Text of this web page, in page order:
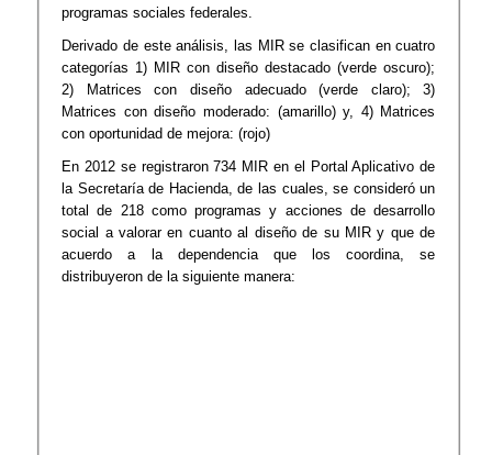
programas sociales federales.
Derivado de este análisis, las MIR se clasifican en cuatro
categorías 1) MIR con diseño destacado (verde oscuro);
2) Matrices con diseño adecuado (verde claro); 3)
Matrices con diseño moderado: (amarillo) y, 4) Matrices
con oportunidad de mejora: (rojo)
En 2012 se registraron 734 MIR en el Portal Aplicativo de
la Secretaría de Hacienda, de las cuales, se consideró un
total de 218 como programas y acciones de desarrollo
social a valorar en cuanto al diseño de su MIR y que de
acuerdo a la dependencia que los coordina, se
distribuyeron de la siguiente manera: